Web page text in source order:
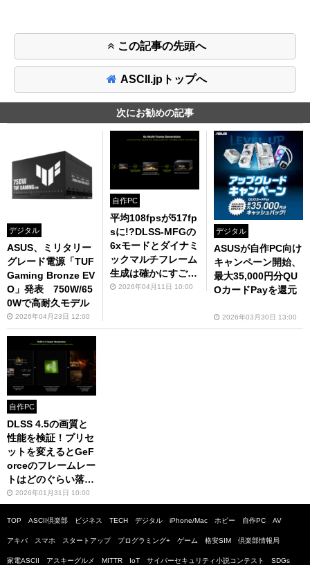
この記事の先頭へ
ASCII.jpトップへ
次にお勧めの記事
デジタル
ASUS、ミリタリー
グレード電源「TUF
Gaming Bronze EV
O」発表 750W/65
0Wで高耐久モデル
2026年04月23日 12:00
自作PC
平均108fpsが517fp
sに!?DLSS-MFGの
6xモードとダイナミ
ックマルチフレーム
生成は確かにすごか
った、でも弱点もあ
2026年04月11日 10:00
デジタル
ASUSが自作PC向け
キャンペーン開始、
最大35,000円分QU
OカードPayを還元
2026年03月30日 13:00
自作PC
DLSS 4.5の画質と
性能を検証！プリセ
ットを変えるとGeF
orceのフレームレー
トはどのぐらい落ち
る？2026年01月31日 10:00
TOP ASCII倶楽部 ビジネス TECH デジタル iPhone/Mac ホビー 自作PC AV
アキバ スマホ スタートアップ プログラミング+ ゲーム 格安SIM 倶楽部情報局
家電ASCII アスキーグルメ MITTR IoT サイバーセキュリティ小説コンテスト SDGs